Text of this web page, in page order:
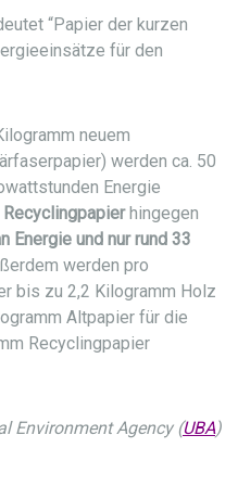
“Papier der kurzen
für den
neuem
werden ca. 50
Energie
hingegen
Energie und nur rund 33
werden pro
bis zu 2,2 Kilogramm Holz
Altpapier für die
Recyclingpapier
Environment Agency (UBA)